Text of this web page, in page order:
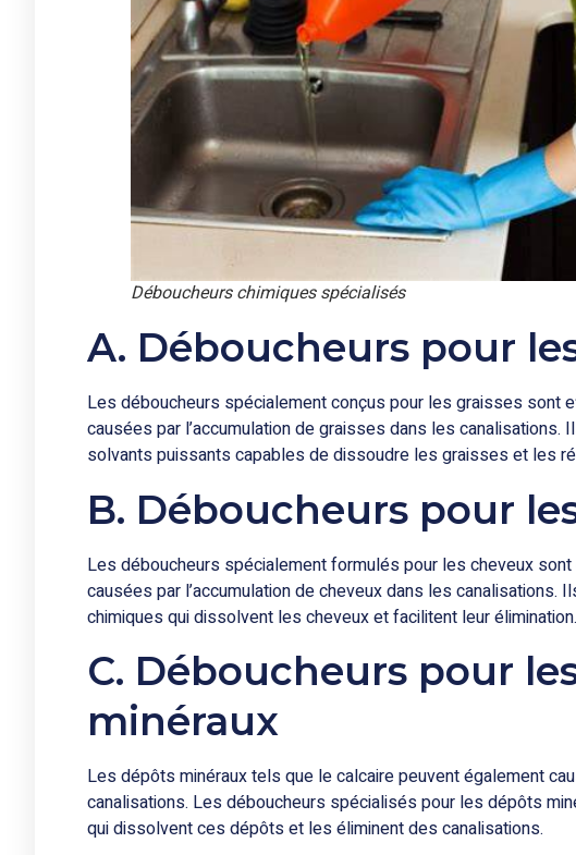
Déboucheurs chimiques spécialisés
A. Déboucheurs pour
Les déboucheurs spécialement conçus pour les graisses sont
causées par l’accumulation de graisses dans les
solvants puissants capables de dissoudre les graisses et les
B. Déboucheurs pour
Les déboucheurs spécialement formulés pour les cheveux
causées par l’accumulation de cheveux dans les canalisations.
chimiques qui dissolvent les cheveux et facilitent leur élimination.
C. Déboucheurs pour
minéraux
Les dépôts minéraux tels que le calcaire peuvent également
canalisations. Les déboucheurs spécialisés pour les dépôts
qui dissolvent ces dépôts et les éliminent des canalisations.